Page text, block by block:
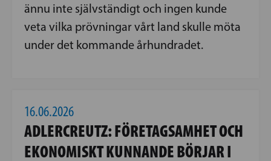
ännu inte självständigt och ingen kunde
veta vilka prövningar vårt land skulle möta
under det kommande århundradet.
16.06.2026
ADLERCREUTZ: FÖRETAGSAMHET OCH
EKONOMISKT KUNNANDE BÖRJAR I